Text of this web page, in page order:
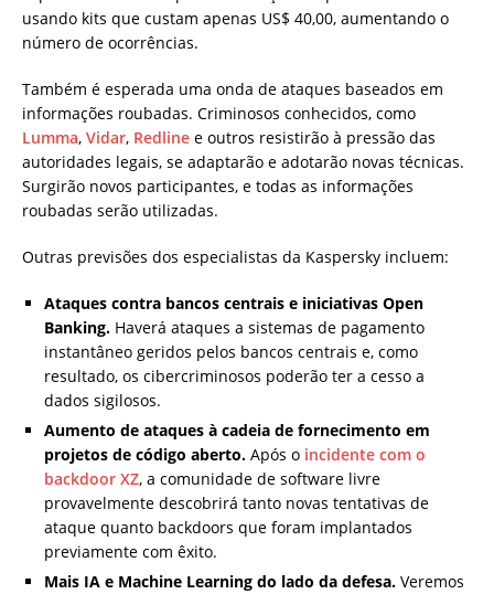
usando kits que custam apenas US$ 40,00, aumentando o
número de ocorrências.
Também é esperada uma onda de ataques baseados em
informações roubadas. Criminosos conhecidos, como
Lumma, Vidar, Redline e outros resistirão à pressão das
autoridades legais, se adaptarão e adotarão novas técnicas.
Surgirão novos participantes, e todas as informações
roubadas serão utilizadas.
Outras previsões dos especialistas da Kaspersky incluem:
Ataques contra bancos centrais e iniciativas Open
Banking. Haverá ataques a sistemas de pagamento
instantâneo geridos pelos bancos centrais e, como
resultado, os cibercriminosos poderão ter a cesso a
dados sigilosos.
Aumento de ataques à cadeia de fornecimento em
projetos de código aberto. Após o incidente com o
backdoor XZ, a comunidade de software livre
provavelmente descobrirá tanto novas tentativas de
ataque quanto backdoors que foram implantados
previamente com êxito.
Mais IA e Machine Learning do lado da defesa. Veremos